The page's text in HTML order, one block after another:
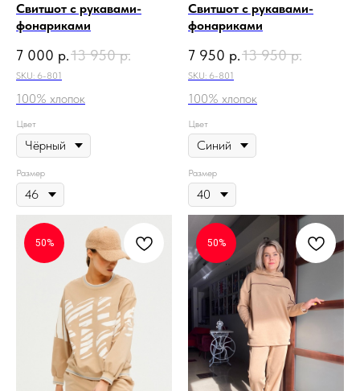
Свитшот с рукавами-
фонариками
7 000 р.13 950 р.
SKU: 6-801
100% хлопок
Цвет
Размер
Свитшот с рукавами-
фонариками
7 950 р.13 950 р.
SKU: 6-801
100% хлопок
Цвет
Размер
50% 50%